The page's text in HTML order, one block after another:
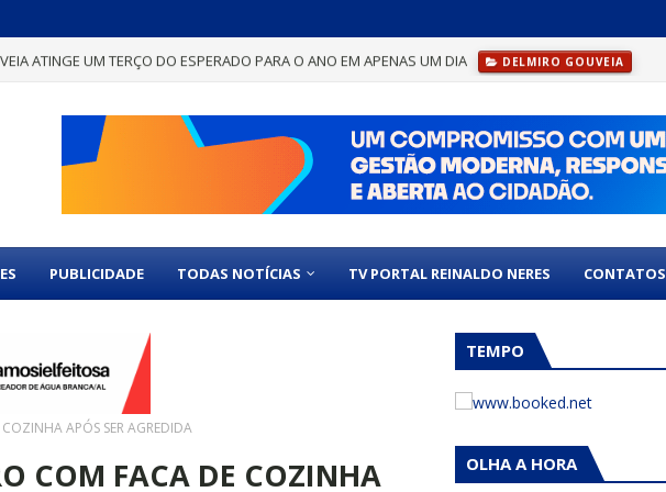
ATINGE UM TERÇO DO ESPERADO PARA O ANO EM APENAS UM DIA DELMIRO GOUVEIA
PUBLICIDADE TODAS NOTÍCIAS TV PORTAL REINALDO NERES CONTATOS
APÓS SER AGREDIDA
COM FACA DE COZINHA
TEMPO
OLHA A HORA